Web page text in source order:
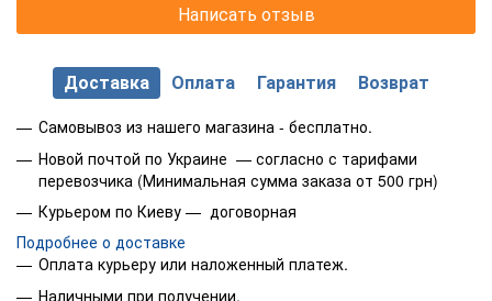
Написать отзыв
Доставка Оплата Гарантия Возврат
Самовывоз из нашего магазина - бесплатно.
Новой почтой по Украине — согласно с тарифами
перевозчика (Минимальная сумма заказа от 500 грн)
Курьером по Киеву — договорная
Подробнее о доставке
Оплата курьеру или наложенный платеж.
Наличными при получении.